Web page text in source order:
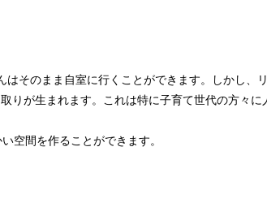
そのまま自室に行くことができます。しかし、
りが生まれます。これは特に子育て世代の方々に
空間を作ることができます。